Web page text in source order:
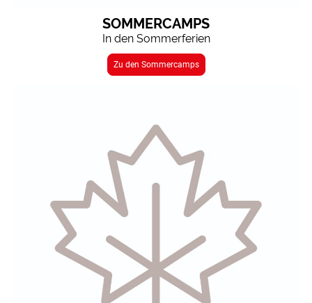
SOMMERCAMPS
In den Sommerferien
Zu den Sommercamps